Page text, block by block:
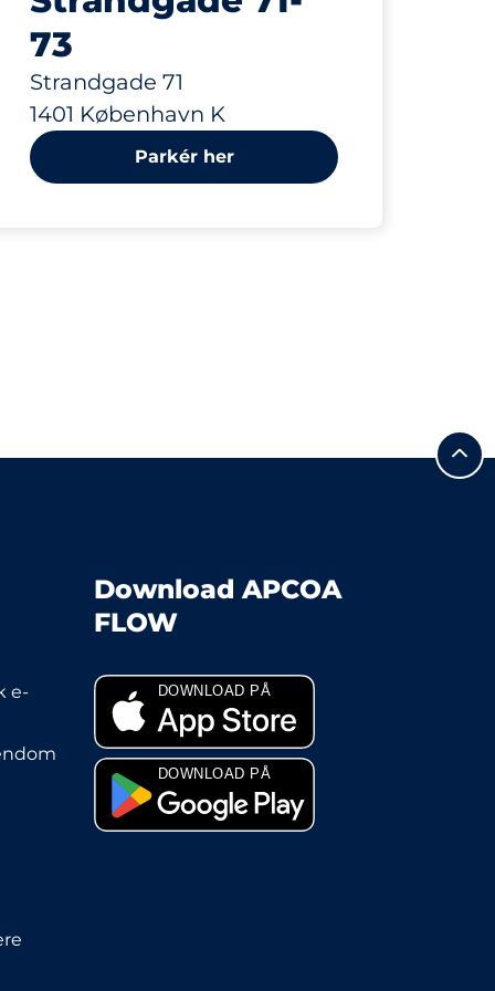
73
Strandgade 71
1401 København K
Parkér her
e-
Download APCOA
FLOW